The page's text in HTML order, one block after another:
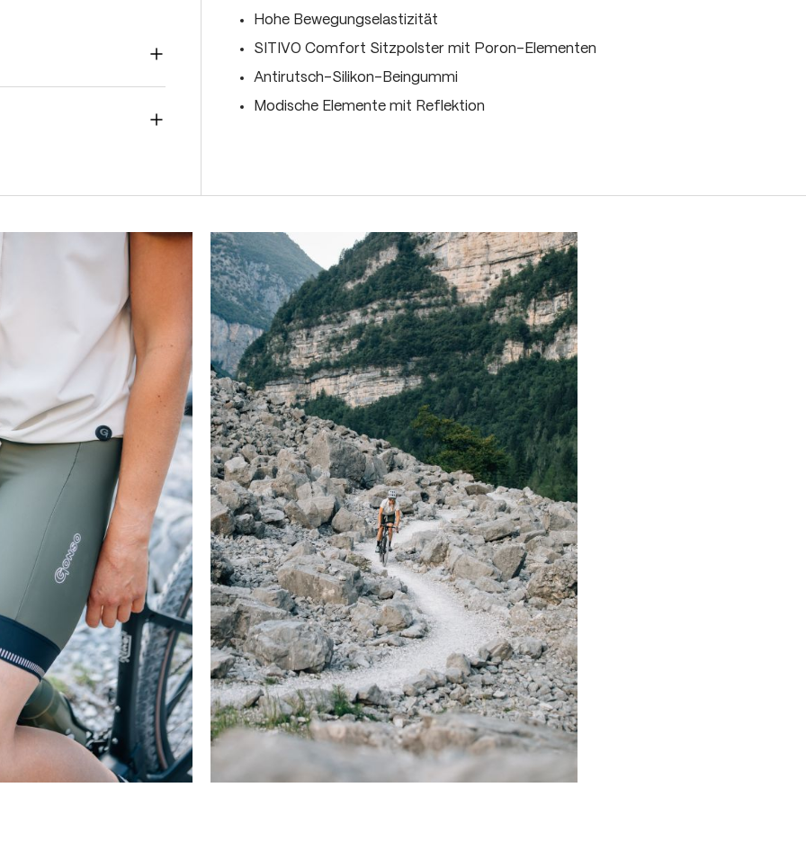
Hohe Bewegungselastizität
SITIVO Comfort Sitzpolster mit Poron-Elementen
Antirutsch-Silikon-Beingummi
Modische Elemente mit Reflektion